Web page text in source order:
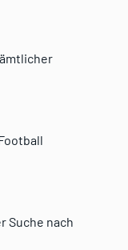
Suche nach